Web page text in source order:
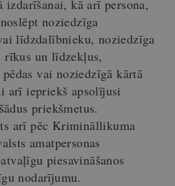
izdarīšanai, kā arī persona,
noziedzīga
līdzdalībnieku, noziedzīga
rīkus un līdzekļus,
vai noziedzīgā kārtā
arī iepriekš apsolījusi
priekšmetus.
arī pēc Krimināllikuma
amatpersonas
piesavināšanos
nodarījumu.